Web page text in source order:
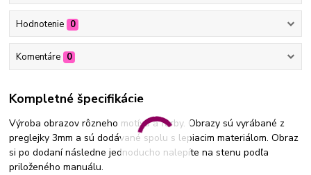
Hodnotenie 0
Komentáre 0
Kompletné špecifikácie
Výroba obrazov rôzneho motívu a farby. Obrazy sú vyrábané z
preglejky 3mm a sú dodávané spolu s lepiacim materiálom. Obraz
si po dodaní následne jednoducho nalepíte na stenu podľa
priloženého manuálu.